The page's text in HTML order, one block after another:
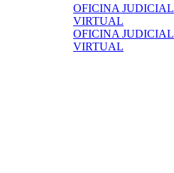
OFICINA JUDICIAL
VIRTUAL
OFICINA JUDICIAL
VIRTUAL